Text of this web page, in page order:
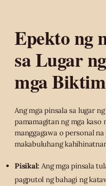
Epekto ng
sa Lugar
mga
Ang mga pinsala sa lugar
pamamagitan ng mga kaso
manggagawa o personal
makabuluhang
Pisikal: Ang mga pinsala
pagputol ng bahagi ng